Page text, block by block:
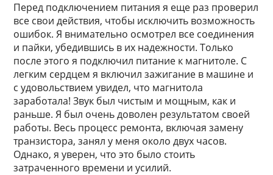
Перед подключением питания я еще раз проверил
все свои действия, чтобы исключить возможность
ошибок. Я внимательно осмотрел все соединения
и пайки, убедившись в их надежности. Только
после этого я подключил питание к магнитоле. С
легким сердцем я включил зажигание в машине и
с удовольствием увидел, что магнитола
заработала! Звук был чистым и мощным, как и
раньше. Я был очень доволен результатом своей
работы. Весь процесс ремонта, включая замену
транзистора, занял у меня около двух часов.
Однако, я уверен, что это было стоить
затраченного времени и усилий.